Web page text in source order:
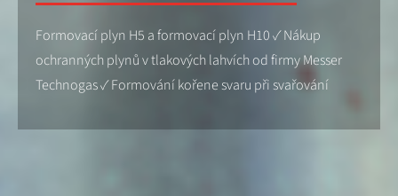
Formovací plyn H5 a formovací plyn H10 ✓ Nákup
ochranných plynů v tlakových lahvích od firmy Messer
Technogas ✓ Formování kořene svaru při svařování